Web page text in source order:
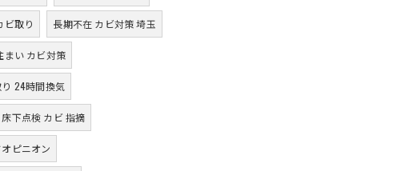
ビ取り 長期不在 カビ対策 埼玉
まい カビ対策
24時間換気
下点検 カビ 指摘
ピニオン